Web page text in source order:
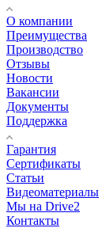
О компании
Преимущества
Производство
Отзывы
Новости
Вакансии
Документы
Поддержка
Гарантия
Сертификаты
Статьи
Видеоматериалы
Мы на Drive2
Контакты